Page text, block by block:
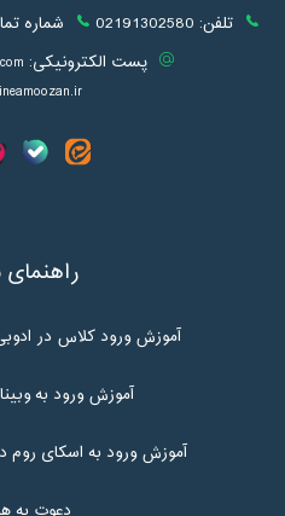
تلفن: 02191302580 شماره
پست الکترونیکی:
آموزش ورود کلاس در
آموزش ورود به
آموزش ورود به اسکای روم در